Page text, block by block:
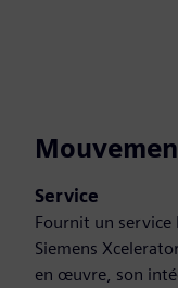
Service
Fournit un
Siemens
en œuvre, son